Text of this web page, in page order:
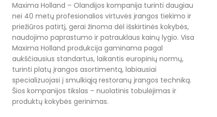
Maxima Holland – Olandijos kompanija turinti daugiau
nei 40 metų profesionalios virtuvės įrangos tiekimo ir
priežiūros patirtį, gerai žinoma dėl išskirtinės kokybės,
naudojimo paprastumo ir patrauklaus kainų lygio. Visa
Maxima Holland produkcija gaminama pagal
aukščiausius standartus, laikantis europinių normų,
turinti platų įrangos asortimentą, labiausiai
specializuojasi į smulkiąją restoranų įrangos techniką.
Šios kompanijos tikslas – nuolatinis tobulėjimas ir
produktų kokybės gerinimas.